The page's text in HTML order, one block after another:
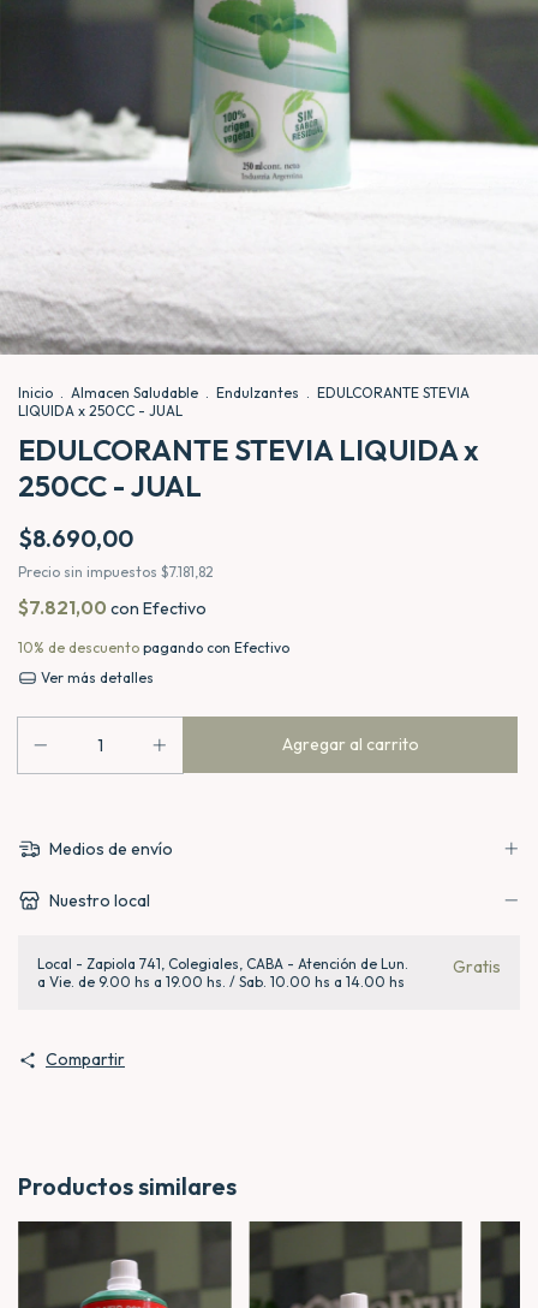
Inicio Almacen Saludable Endulzantes
EDULCORANTE STEVIA
LIQUIDA x 250CC - JUAL
EDULCORANTE STEVIA LIQUIDA x
250CC - JUAL
$8.690,00
Precio sin impuestos $7.181,82
$7.821,00 con Efectivo
10% de descuento pagando con Efectivo
Ver más detalles
Medios de envío
Nuestro local
Local - Zapiola 741, Colegiales, CABA - Atención de Lun.
a Vie. de 9.00 hs a 19.00 hs. / Sab. 10.00 hs a 14.00 hs
Gratis
Compartir
Productos similares